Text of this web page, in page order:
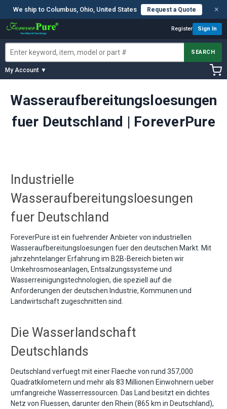
We ship to Columbus, Ohio, United States Request a Quote ×
Register Sign In
SEARCH
My Account ▼
Wasseraufbereitungsloesungen
fuer Deutschland | ForeverPure
Industrielle
Wasseraufbereitungsloesungen
fuer Deutschland
ForeverPure ist ein fuehrender Anbieter von industriellen
Wasseraufbereitungsloesungen fuer den deutschen Markt. Mit
jahrzehntelanger Erfahrung im B2B-Bereich bieten wir
Umkehrosmoseanlagen, Entsalzungssysteme und
Wasserreinigungstechnologien, die speziell auf die
Anforderungen der deutschen Industrie, Kommunen und
Landwirtschaft zugeschnitten sind.
Die Wasserlandschaft
Deutschlands
Deutschland verfuegt mit einer Flaeche von rund 357,000
Quadratkilometern und mehr als 83 Millionen Einwohnern ueber
umfangreiche Wasserressourcen. Das Land besitzt ein dichtes
Netz von Fluessen, darunter den Rhein (865 km in Deutschland),